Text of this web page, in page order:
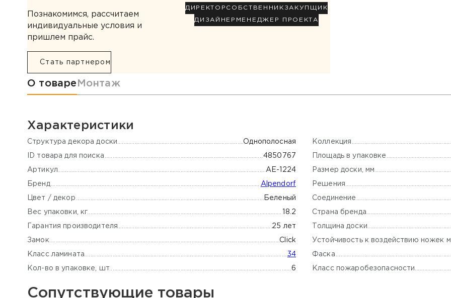
Познакомимся, рассчитаем
индивидуальные условия и
пришлем прайс.
Стать партнером
ДИРЕКТОР СОБСТВЕННИК ЗАКУПЩИК
ДИЗАЙНЕР МЕНЕДЖЕР ПРОЕКТА
Информация о товаре
О товаре Монтаж
Характеристики
Cтруктура декора доски Однополосная
ID товара для поиска 4850767
Артикул AE-1224
Бренд Alpendorf
Цвет / декор Беленый
Вес упаковки, кг 18.2
Гарантия производителя 25 лет
Замок Click
Класс ламината 34
Кол-во в упаковке, шт 6
Коллекция
Площадь в упаковке
Размер доски, мм
Решения
Соединение
Страна бренда
Толщина доски
Устойчивость к воздействию ножек
Фаска
Класс пожаробезопасности
Сопутствующие товары